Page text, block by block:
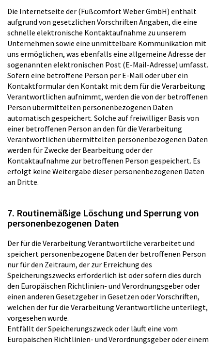
Die Internetseite der (Fußcomfort Weber GmbH) enthält
aufgrund von gesetzlichen Vorschriften Angaben, die eine
schnelle elektronische Kontaktaufnahme zu unserem
Unternehmen sowie eine unmittelbare Kommunikation mit
uns ermöglichen, was ebenfalls eine allgemeine Adresse der
sogenannten elektronischen Post (E-Mail-Adresse) umfasst.
Sofern eine betroffene Person per E-Mail oder über ein
Kontaktformular den Kontakt mit dem für die Verarbeitung
Verantwortlichen aufnimmt, werden die von der betroffenen
Person übermittelten personenbezogenen Daten
automatisch gespeichert. Solche auf freiwilliger Basis von
einer betroffenen Person an den für die Verarbeitung
Verantwortlichen übermittelten personenbezogenen Daten
werden für Zwecke der Bearbeitung oder der
Kontaktaufnahme zur betroffenen Person gespeichert. Es
erfolgt keine Weitergabe dieser personenbezogenen Daten
an Dritte.
7. Routinemäßige Löschung und Sperrung von
personenbezogenen Daten
Der für die Verarbeitung Verantwortliche verarbeitet und
speichert personenbezogene Daten der betroffenen Person
nur für den Zeitraum, der zur Erreichung des
Speicherungszwecks erforderlich ist oder sofern dies durch
den Europäischen Richtlinien- und Verordnungsgeber oder
einen anderen Gesetzgeber in Gesetzen oder Vorschriften,
welchen der für die Verarbeitung Verantwortliche unterliegt,
vorgesehen wurde.
Entfällt der Speicherungszweck oder läuft eine vom
Europäischen Richtlinien- und Verordnungsgeber oder einem